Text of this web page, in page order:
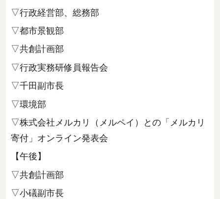
▽行政経営部、総務部
▽都市景観部
▽共創計画部
▽行政実務研修員報告会
▽千田副市長
▽環境部
▽株式会社メルカリ（メルペイ）との「メルカリ
寄付」オンライン発表会
【午後】
▽共創計画部
▽小礒副市長